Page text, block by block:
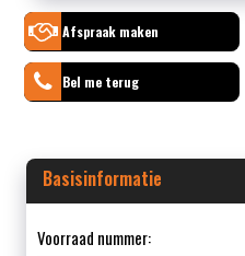
Afspraak maken
Bel me terug
Basisinformatie
Voorraad nummer: